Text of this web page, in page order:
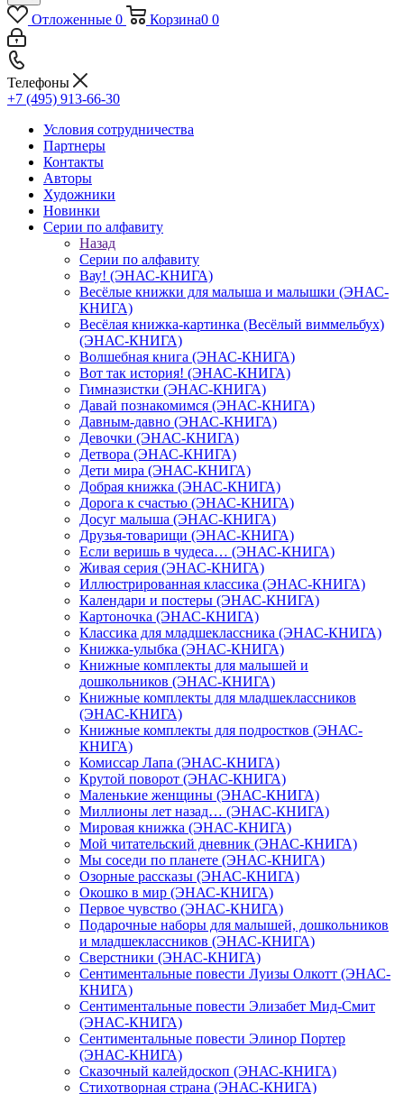
Отложенные 0 Корзина0 0
Телефоны
+7 (495) 913-66-30
Условия сотрудничества
Партнеры
Контакты
Авторы
Художники
Новинки
Серии по алфавиту
Назад
Серии по алфавиту
Вау! (ЭНАС-КНИГА)
Весёлые книжки для малыша и малышки (ЭНАС-
КНИГА)
Весёлая книжка-картинка (Весёлый виммельбух)
(ЭНАС-КНИГА)
Волшебная книга (ЭНАС-КНИГА)
Вот так история! (ЭНАС-КНИГА)
Гимназистки (ЭНАС-КНИГА)
Давай познакомимся (ЭНАС-КНИГА)
Давным-давно (ЭНАС-КНИГА)
Девочки (ЭНАС-КНИГА)
Детвора (ЭНАС-КНИГА)
Дети мира (ЭНАС-КНИГА)
Добрая книжка (ЭНАС-КНИГА)
Дорога к счастью (ЭНАС-КНИГА)
Досуг малыша (ЭНАС-КНИГА)
Друзья-товарищи (ЭНАС-КНИГА)
Если веришь в чудеса… (ЭНАС-КНИГА)
Живая серия (ЭНАС-КНИГА)
Иллюстрированная классика (ЭНАС-КНИГА)
Календари и постеры (ЭНАС-КНИГА)
Картоночка (ЭНАС-КНИГА)
Классика для младшеклассника (ЭНАС-КНИГА)
Книжка-улыбка (ЭНАС-КНИГА)
Книжные комплекты для малышей и
дошкольников (ЭНАС-КНИГА)
Книжные комплекты для младшеклассников
(ЭНАС-КНИГА)
Книжные комплекты для подростков (ЭНАС-
КНИГА)
Комиссар Лапа (ЭНАС-КНИГА)
Крутой поворот (ЭНАС-КНИГА)
Маленькие женщины (ЭНАС-КНИГА)
Миллионы лет назад… (ЭНАС-КНИГА)
Мировая книжка (ЭНАС-КНИГА)
Мой читательский дневник (ЭНАС-КНИГА)
Мы соседи по планете (ЭНАС-КНИГА)
Озорные рассказы (ЭНАС-КНИГА)
Окошко в мир (ЭНАС-КНИГА)
Первое чувство (ЭНАС-КНИГА)
Подарочные наборы для малышей, дошкольников
и младшеклассников (ЭНАС-КНИГА)
Сверстники (ЭНАС-КНИГА)
Сентиментальные повести Луизы Олкотт (ЭНАС-
КНИГА)
Сентиментальные повести Элизабет Мид-Смит
(ЭНАС-КНИГА)
Сентиментальные повести Элинор Портер
(ЭНАС-КНИГА)
Сказочный калейдоскоп (ЭНАС-КНИГА)
Стихотворная страна (ЭНАС-КНИГА)